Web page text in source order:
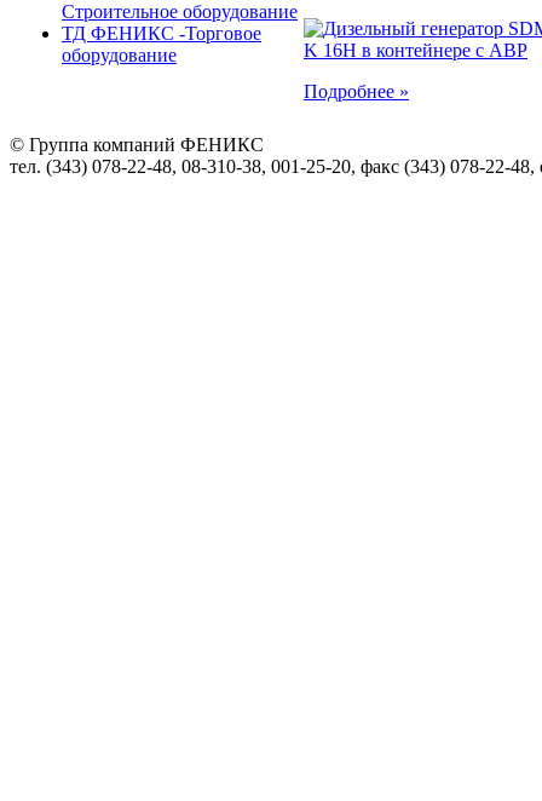
Строительное оборудование
ТД ФЕНИКС -Торговое
оборудование
Подробнее »
© Группа компаний ФЕНИКС
тел. (343) 078-22-48, 08-310-38, 001-25-20, факс (343) 078-22-